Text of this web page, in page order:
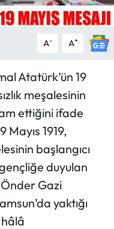
A- A+
Atatürk’ün 19
meşalesinin
ettiğini ifade
Mayıs 1919,
başlangıcı
duyulan
Gazi
yaktığı
hâlâ